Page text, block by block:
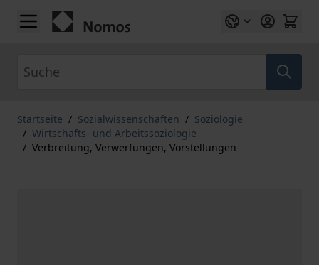
Zum Inhalt springen
Startseite / Sozialwissenschaften / Soziologie
/ Wirtschafts- und Arbeitssoziologie
/ Verbreitung, Verwerfungen, Vorstellungen